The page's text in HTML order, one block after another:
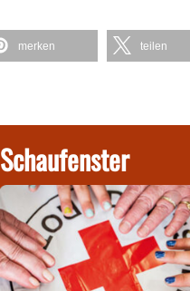
merken teilen
Schaufenster